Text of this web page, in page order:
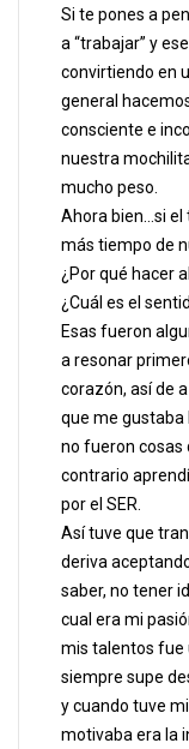
Si te pones a
a “trabajar” y
convirtiendo en
general
consciente e
nuestra
mucho peso.
Ahora bien…si el
más tiempo de
¿Por qué hacer
¿Cuál es el
Esas fueron
a resonar
corazón, así de
que me gustaba
no fueron cosas
contrario
por el SER.
Así tuve que
deriva
saber, no tener
cual era mi
mis talentos fue
siempre supe
y cuando tuve
motivaba era la